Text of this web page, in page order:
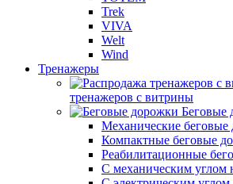
Trek
VIVA
Welt
Wind
Тренажеры
тренажеров с витрины
Беговые
Механические беговые
Компактные беговые
Реабилитационные
С механическим углом